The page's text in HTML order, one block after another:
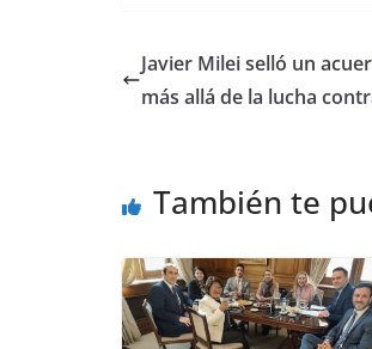
Javier Milei selló un
más allá de la lucha
También te